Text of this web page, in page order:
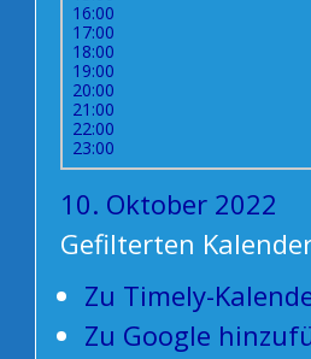
16:00
17:00
18:00
19:00
20:00
21:00
22:00
23:00
10. Oktober 2022
Gefilterten
Zu Timely-
Zu Google